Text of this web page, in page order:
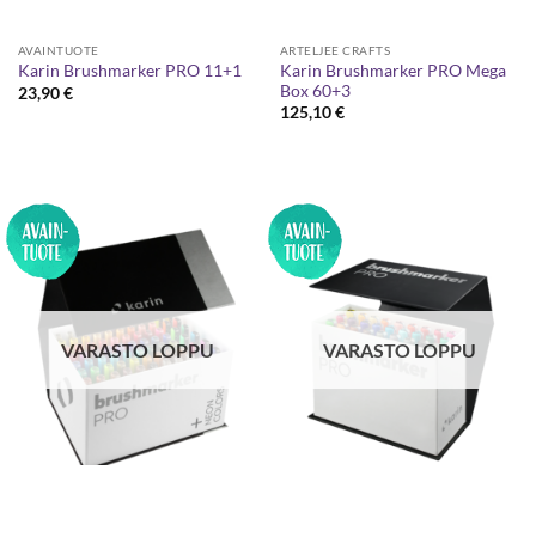
AVAINTUOTE
Karin Brushmarker PRO 11+1
23,90€
ARTELJEE CRAFTS
Karin Brushmarker PRO Mega
Box 60+3
125,10€
VARASTO LOPPU VARASTO LOPPU